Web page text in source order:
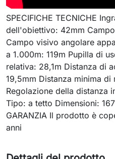
SPECIFICHE TECNICHE
dell'obiettivo: 42mm
Campo visivo angolare
a 1.000m: 119m Pupilla di
relativa: 28,1m Distanza di
19,5mm Distanza minima di
Regolazione della distanza
Tipo: a tetto Dimensioni:
GARANZIA Il prodotto è
anni